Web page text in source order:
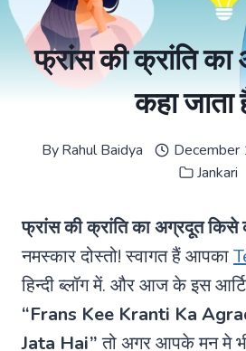
फ्रांस की क्रांति
कहा जाता
ByRahul Baidya
Jankari
फ्रांस की क्रांति का अग्रदूत किसे
नमस्कार दोस्तो! स्वागत हैं आपका
हिन्दी ब्लॉग में. और आज के इस
“Frans Kee Kranti Ka
Jata Hai”तो अगर आपके मन मे